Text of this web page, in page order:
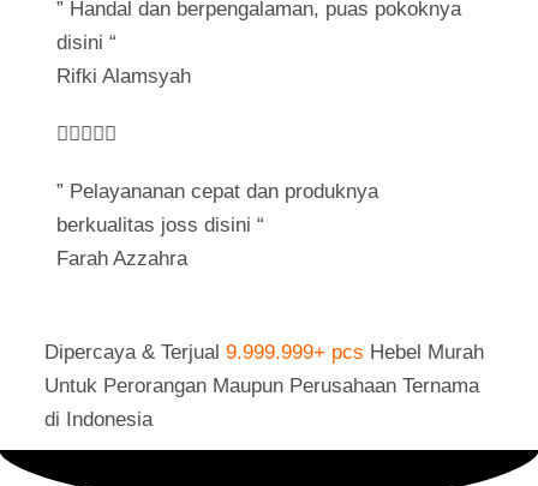
” Handal dan berpengalaman, puas pokoknya
disini “
Rifki Alamsyah

” Pelayananan cepat dan produknya
berkualitas joss disini “
Farah Azzahra
Dipercaya & Terjual 9.999.999+ pcs Hebel Murah
Untuk Perorangan Maupun Perusahaan Ternama
di Indonesia